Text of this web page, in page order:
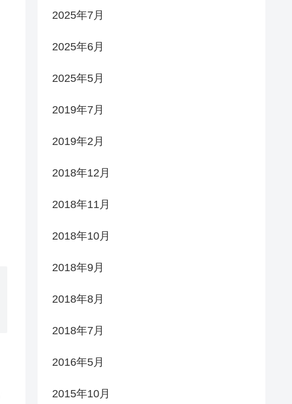
2025年7月
2025年6月
2025年5月
2019年7月
2019年2月
2018年12月
2018年11月
2018年10月
2018年9月
2018年8月
2018年7月
2016年5月
2015年10月